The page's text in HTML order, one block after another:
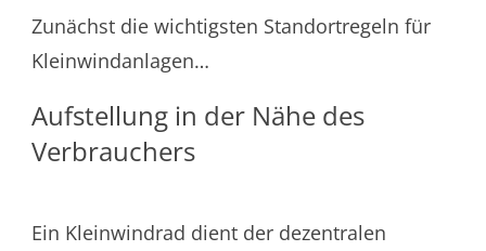
Zunächst die wichtigsten Standortregeln für
Kleinwindanlagen…
Aufstellung in der Nähe des
Verbrauchers
Ein Kleinwindrad dient der dezentralen